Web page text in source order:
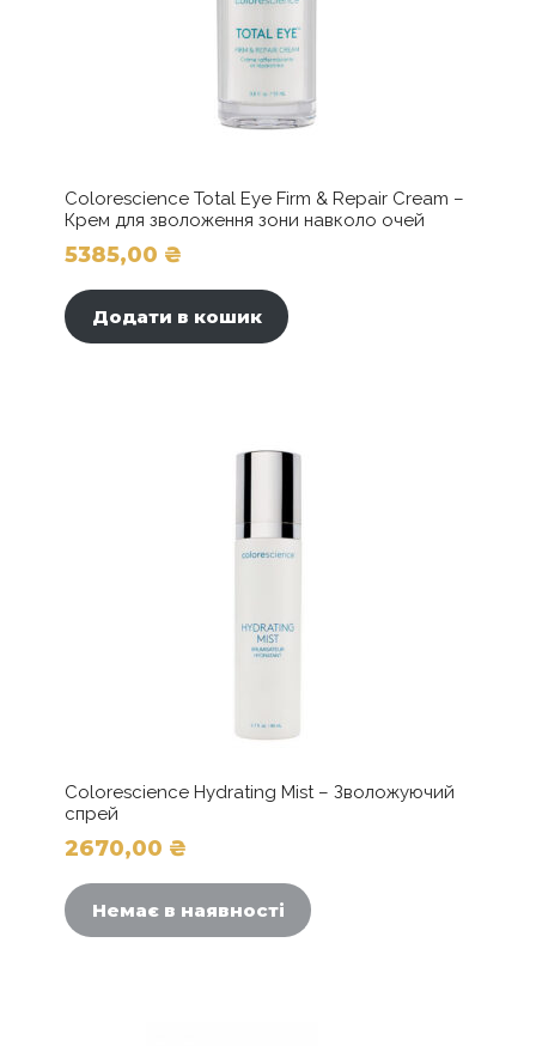
Colorescience Total Eye Firm & Repair Cream –
Крем для зволоження зони навколо очей
5385,00 ₴
Додати в кошик
Colorescience Hydrating Mist – Зволожуючий
спрей
2670,00 ₴
Немає в наявності